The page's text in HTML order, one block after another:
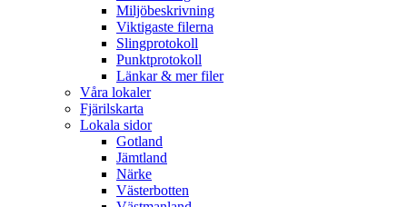
Miljöbeskrivning
Viktigaste filerna
Slingprotokoll
Punktprotokoll
Länkar & mer filer
Våra lokaler
Fjärilskarta
Lokala sidor
Gotland
Jämtland
Närke
Västerbotten